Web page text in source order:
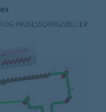
PROSESSERINGSBELTER